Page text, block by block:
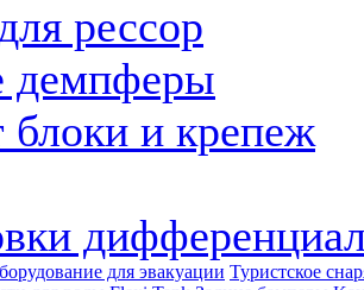
рессор
демпферы
блоки и крепеж
для эвакуации Туристское